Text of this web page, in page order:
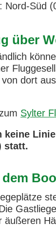
Nord-Süd
über
von dort
Sylter
keine
statt.
äußeren